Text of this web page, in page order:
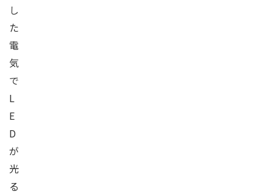
し
た
電
気
で
L
E
D
が
光
る